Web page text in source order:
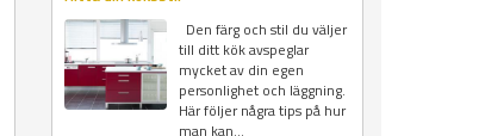
Den färg och stil du väljer
till ditt kök avspeglar
mycket av din egen
personlighet och läggning.
Här följer några tips på hur
man kan...